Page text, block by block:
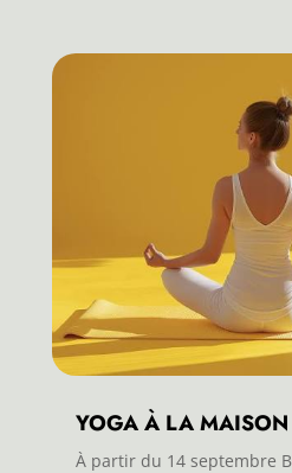
YOGA À LA
À partir du 14 septembre